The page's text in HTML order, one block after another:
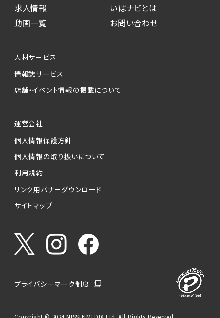
求人情報
動画一覧
いばナビとは
お問い合わせ
人材サービス
情報誌サービス
店舗・イベント情報の掲載について
運営会社
個人情報保護方針
個人情報の取り扱いについて
利用規約
リンク用バナーダウンロード
サイトマップ
プライバシーマーク制度